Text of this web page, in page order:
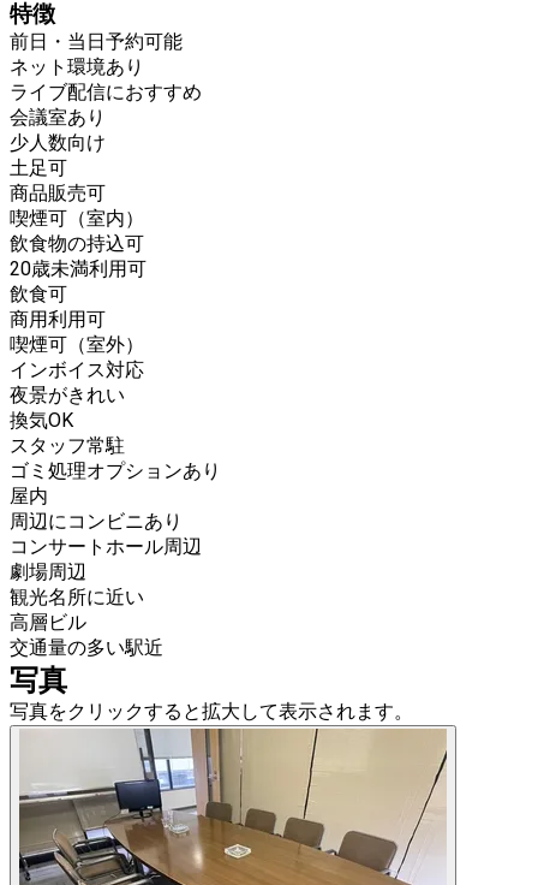
特徴
前日・当日予約可能
ネット環境あり
ライブ配信におすすめ
会議室あり
少人数向け
土足可
商品販売可
喫煙可（室内）
飲食物の持込可
20歳未満利用可
飲食可
商用利用可
喫煙可（室外）
インボイス対応
夜景がきれい
換気OK
スタッフ常駐
ゴミ処理オプションあり
屋内
周辺にコンビニあり
コンサートホール周辺
劇場周辺
観光名所に近い
高層ビル
交通量の多い駅近
写真
写真をクリックすると拡大して表示されます。